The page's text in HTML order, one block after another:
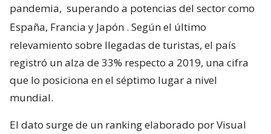
pandemia, superando a potencias del sector como
España, Francia y Japón . Según el último
relevamiento sobre llegadas de turistas, el país
registró un alza de 33% respecto a 2019, una cifra
que lo posiciona en el séptimo lugar a nivel
mundial.
El dato surge de un ranking elaborado por Visual